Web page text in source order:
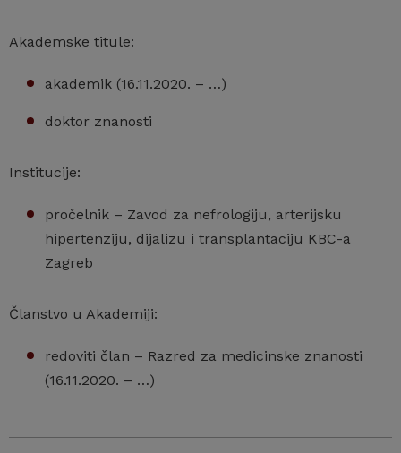
Akademske titule:
akademik (16.11.2020. – …)
doktor znanosti
Institucije:
pročelnik – Zavod za nefrologiju, arterijsku
hipertenziju, dijalizu i transplantaciju KBC-a
Zagreb
Članstvo u Akademiji:
redoviti član – Razred za medicinske znanosti
(16.11.2020. – …)